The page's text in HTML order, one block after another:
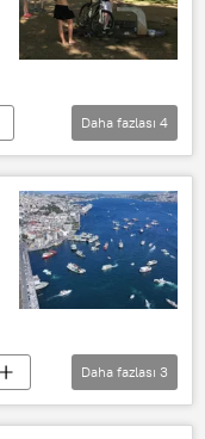
Daha fazlası 4
Daha fazlası 3